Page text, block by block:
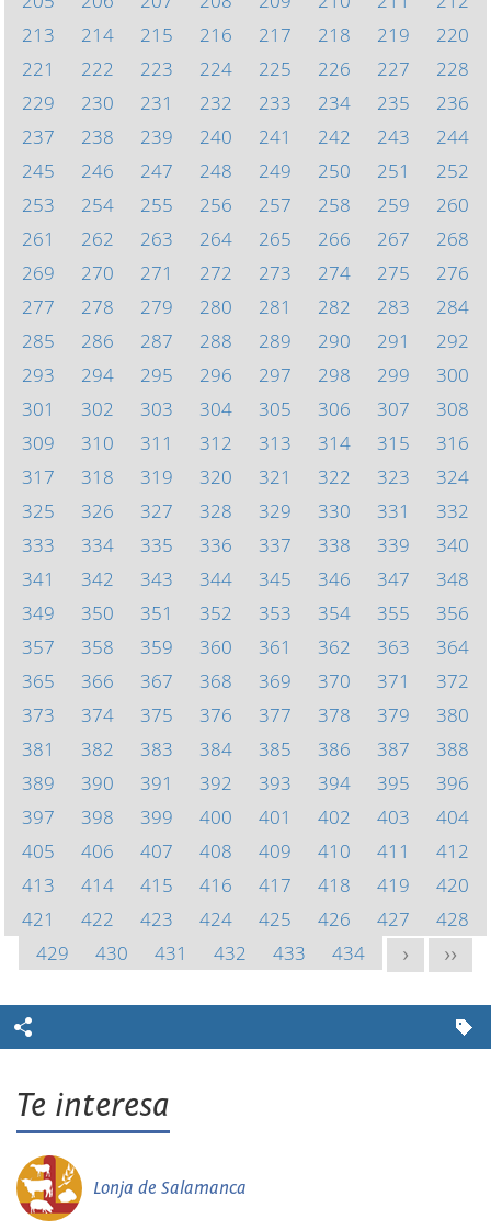
213
214 215 216 217 218 219
220
221
222 223 224 225 226 227
228
229
230 231 232 233 234 235
236
237
238 239 240 241 242 243
244
245
246 247 248 249 250 251
252
253
254 255 256 257 258 259
260
261
262 263 264 265 266 267
268
269
270 271 272 273 274 275
276
277
278 279 280 281 282 283
284
285
286 287 288 289 290 291
292
293
294 295 296 297 298 299
300
301
302 303 304 305 306 307
308
309
310 311 312 313 314 315
316
317
318 319 320 321 322 323
324
325
326 327 328 329 330 331
332
333
334 335 336 337 338 339
340
341
342 343 344 345 346 347
348
349
350 351 352 353 354 355
356
357
358 359 360 361 362 363
364
365
366 367 368 369 370 371
372
373
374 375 376 377 378 379
380
381
382 383 384 385 386 387
388
389
390 391 392 393 394 395
396
397
398 399 400 401 402 403
404
405
406 407 408 409 410 411
412
413
414 415 416 417 418 419
420
421
422 423 424 425 426 427
428
429
430 431 432 433 434 > >>
Te interesa
Lonja de Salamanca